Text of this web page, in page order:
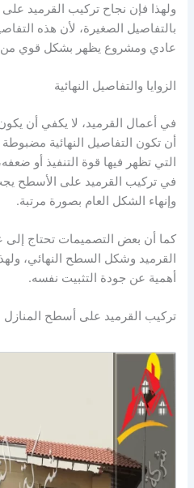
ولهذا فإن نجاح تركيب القرميد على
بالتفاصيل الصغيرة، لأن هذه
عادي ومشروع يظهر بشكل قوي من
الزوايا والتفاصيل النهائية
في أعمال القرميد، لا يكفي أن
أن تكون التفاصيل النهائية مضبوطة
التي تظهر فيها قوة التنفيذ أو
في تركيب القرميد على الأسطح
وإنهاء الشكل العام بصورة مرتبة.
كما أن بعض التصميمات تحتاج إلى
القرميد وشكل السطح النهائي،
أهمية عن جودة التثبيت نفسه.
تركيب القرميد على أسطح المنازل